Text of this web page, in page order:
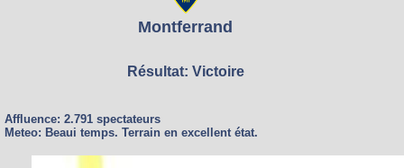
Montferrand
Résultat: Victoire
Affluence: 2.791 spectateurs
Meteo: Beaui temps. Terrain en excellent état.